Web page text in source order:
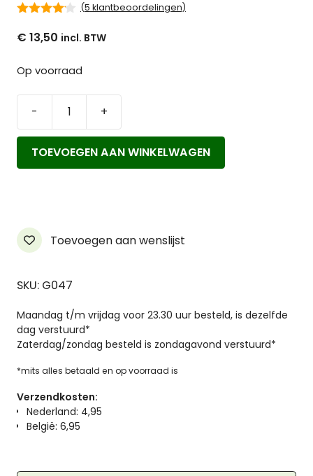
5
(5 klantbeoordelingen)
€ 13,50
Op voorraad
-
Jojoba
olie
Bio
+
TOEVOEGEN AAN WINKELWAGEN
Toevoegen aan wenslijst
SKU: G047
Maandag t/m vrijdag voor 23.30 uur besteld, is dezelfde
dag verstuurd*
Zaterdag/zondag besteld is zondagavond verstuurd*
*mits alles betaald en op voorraad is
Verzendkosten:
Nederland: 4,95
België: 6,95